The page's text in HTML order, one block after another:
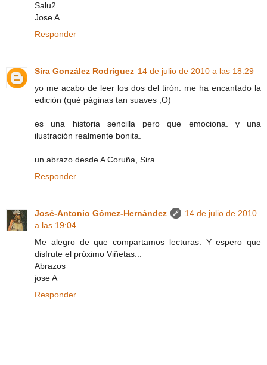
Salu2
Jose A.
Responder
Sira González Rodríguez 14 de julio de 2010 a las 18:29
yo me acabo de leer los dos del tirón. me ha encantado la
edición (qué páginas tan suaves ;O)
es una historia sencilla pero que emociona. y una
ilustración realmente bonita.
un abrazo desde A Coruña, Sira
Responder
José-Antonio Gómez-Hernández
14 de julio de 2010
a las 19:04
Me alegro de que compartamos lecturas. Y espero que
disfrute el próximo Viñetas...
Abrazos
jose A
Responder